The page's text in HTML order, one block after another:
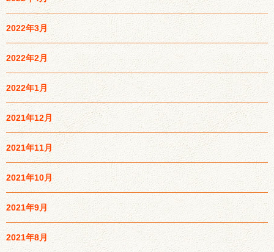
2022年3月
2022年2月
2022年1月
2021年12月
2021年11月
2021年10月
2021年9月
2021年8月